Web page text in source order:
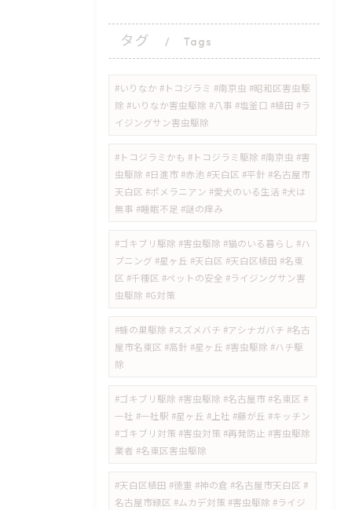
タグ Tags
#いりなか #トコジラミ #南京虫 #昭和区害虫駆
除 #いりなか害虫駆除 #八事 #塩釜口 #植田 #ラ
イジングサン害虫駆除
​#トコジラミかも #トコジラミ駆除 #南京虫 #害
虫駆除 #日進市 #赤池 #天白区 #平針 #名古屋市
天白区 #ポメラニアン #愛犬のいる生活 #犬は
無事 #睡眠不足 #謎の痒み
​#ゴキブリ駆除 #害虫駆除 #猫のいる暮らし #ハ
プニング #星ヶ丘 #天白区 #天白区植田 #名東
区 #千種区 #ペットの安全 #ライジングサン害
虫駆除 #G対策
#蜂の巣駆除 #スズメバチ #アシナガバチ #名古
屋市名東区 #高針 #星ヶ丘 #害虫駆除 #ハチ駆
除
#ゴキブリ駆除 #害虫駆除 #名古屋市 #名東区 #
一社 #一社駅 #星ヶ丘 #上社 #藤が丘 #キッチン
#ゴキブリ対策 #害虫対策 #再発防止 #害虫駆除
業者 #名東区害虫駆除
#天白区植田 #徳重 #神の倉 #名古屋市天白区 #
名古屋市緑区 #ムカデ対策 #害虫駆除 #ライジ